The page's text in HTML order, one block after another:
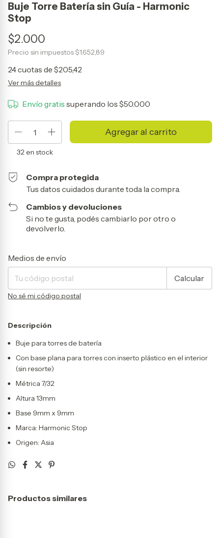
Buje Torre Batería sin Guía - Harmonic
Stop
$2.000
Precio sin impuestos$1.652,89
24cuotas de $205,42
Ver más detalles
Envío gratis superando los$50.000
32en stock
Compra protegida
Tus datos cuidados durante toda la compra.
Cambios y devoluciones
Si no te gusta, podés cambiarlo por otro o
devolverlo.
Entregas para el CP:
Medios de envío
Calcular
No sé mi código postal
Descripción
Buje para torres de batería
Con base plana para torres con inserto plástico en el interior
(sin resorte)
Métrica 7/32
Altura 13mm
Base 9mm x 9mm
Marca: Harmonic Stop
Origen: Asia
Productos similares